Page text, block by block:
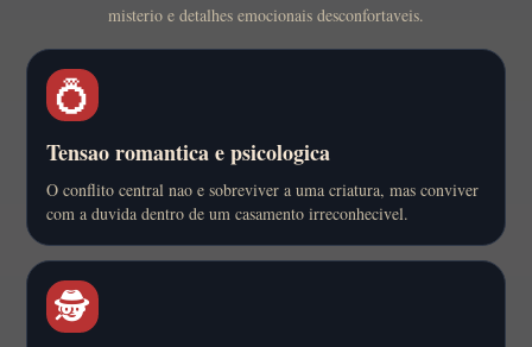
misterio e detalhes emocionais desconfortaveis.
💍
Tensao romantica e psicologica
O conflito central nao e sobreviver a uma criatura, mas conviver
com a duvida dentro de um casamento irreconhecivel.
🕵️